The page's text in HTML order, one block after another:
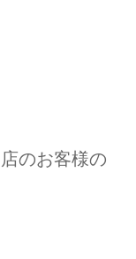
のお客様の